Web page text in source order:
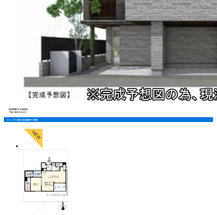
現在募集中のお部屋は
下記に表示されます。
ＳＯＩＲＥ白壁の現在募集中の部屋